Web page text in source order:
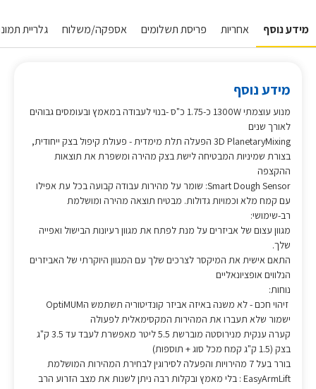
מידע נוסף אחריות פריסת תשלומים אספקה/משלוח גלריית
מידע נוסף
מנוע עוצמתי 1300W כ-1.75 כ"ס -בנוי לעבודה במאמץ ובעומסים גבוהים
לאורך שנים
3D PlanetaryMixing הפעלה תלת מימדית - פעולת קיפול בצק ייחודית,
בצורת שמיניות המבטיחה לישת בצק מהירה ומשפרת את תוצאות
ההקצפה
Smart Dough Sensor: שומר על מהירות עבודה קבועה בכל עת אפילו
עם קמח מלא וכמויות גדולות. מבטיח תוצאה מהירה ומושלמת
רב-שימושי:
מגוון עצום של אביזרים על מנת לפתח את מגוון רעיונות הבישול ואפייה
שלך.
התאם אישית את המיקסר לצרכים שלך עם המגוון היוקרתי של האביזרים
הנלווים אופציונאליים
נוחות:
זיהוי חכם - לא משנה באיזה אביזר קונדיטוריה תשתמש הOptiMUM
ישמור שלא תעברו את המהירות המקסימאלית לפעולה
קערה ענקית מנירוסטה מוברשת 5.5 ליטר מאפשרת לעבד עד 3.5 ק"ג
בצק (1.5 ק"ג קמח מכל סוג + תוספות)
בורר בעל 7 מהירויות והפעלה לסירוגין לבחירת המהירות המושלמת
EasyArmLift : בלי מאמץ ובקלות רבה ניתן לשנות את מצב הזרוע הרב